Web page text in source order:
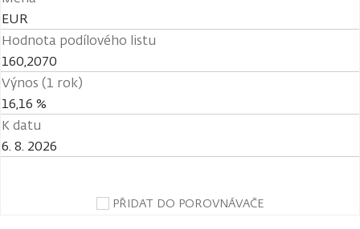
EUR
Hodnota podílového listu
160,2070
Výnos (1 rok)
16,16 %
K datu
6. 8. 2026
PŘIDAT DO POROVNÁVAČE